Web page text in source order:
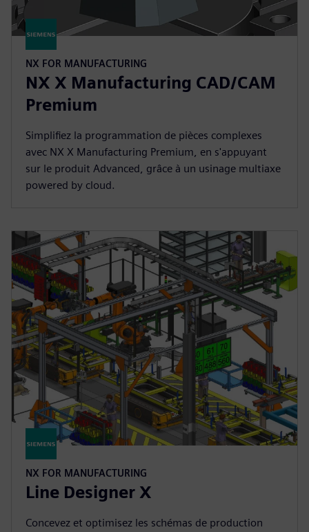
NX FOR MANUFACTURING
NX X Manufacturing CAD/CAM
Premium
Simplifiez la programmation de pièces complexes
avec NX X Manufacturing Premium, en s'appuyant
sur le produit Advanced, grâce à un usinage multiaxe
powered by cloud.
NX FOR MANUFACTURING
Line Designer X
Concevez et optimisez les schémas de production